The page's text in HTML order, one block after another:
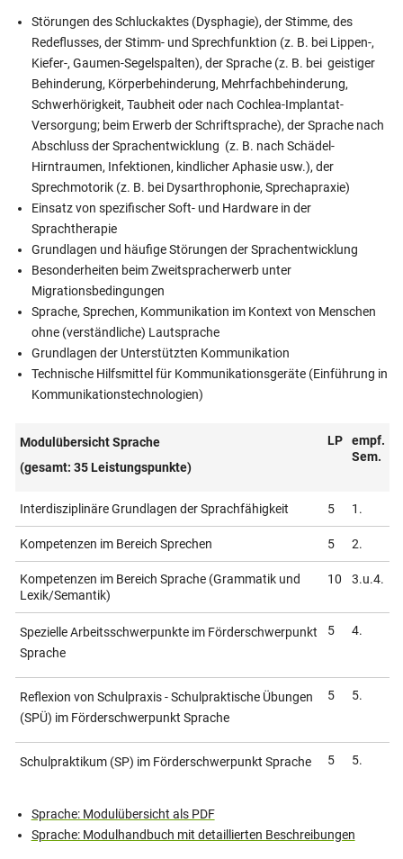
Störungen des Schluckaktes (Dysphagie), der Stimme, des
Redeflusses, der Stimm- und Sprechfunktion (z. B. bei Lippen-,
Kiefer-, Gaumen-Segelspalten), der Sprache (z. B. bei geistiger
Behinderung, Körperbehinderung, Mehrfachbehinderung,
Schwerhörigkeit, Taubheit oder nach Cochlea-Implantat-
Versorgung; beim Erwerb der Schriftsprache), der Sprache nach
Abschluss der Sprachentwicklung (z. B. nach Schädel-
Hirntraumen, Infektionen, kindlicher Aphasie usw.), der
Sprechmotorik (z. B. bei Dysarthrophonie, Sprechapraxie)
Einsatz von spezifischer Soft- und Hardware in der
Sprachtherapie
Grundlagen und häufige Störungen der Sprachentwicklung
Besonderheiten beim Zweitspracherwerb unter
Migrationsbedingungen
Sprache, Sprechen, Kommunikation im Kontext von Menschen
ohne (verständliche) Lautsprache
Grundlagen der Unterstützten Kommunikation
Technische Hilfsmittel für Kommunikationsgeräte (Einführung in
Kommunikationstechnologien)
Modulübersicht Sprache
(gesamt: 35 Leistungspunkte)
LP
empf.
Sem.
Interdisziplinäre Grundlagen der Sprachfähigkeit 5 1.
Kompetenzen im Bereich Sprechen 5 2.
Kompetenzen im Bereich Sprache (Grammatik und
Lexik/Semantik)
10 3.u.4.
Spezielle Arbeitsschwerpunkte im Förderschwerpunkt
Sprache
5 4.
Reflexion von Schulpraxis - Schulpraktische Übungen
(SPÜ) im Förderschwerpunkt Sprache
5 5.
Schulpraktikum (SP) im Förderschwerpunkt Sprache 5 5.
Sprache: Modulübersicht als PDF
Sprache: Modulhandbuch mit detaillierten Beschreibungen